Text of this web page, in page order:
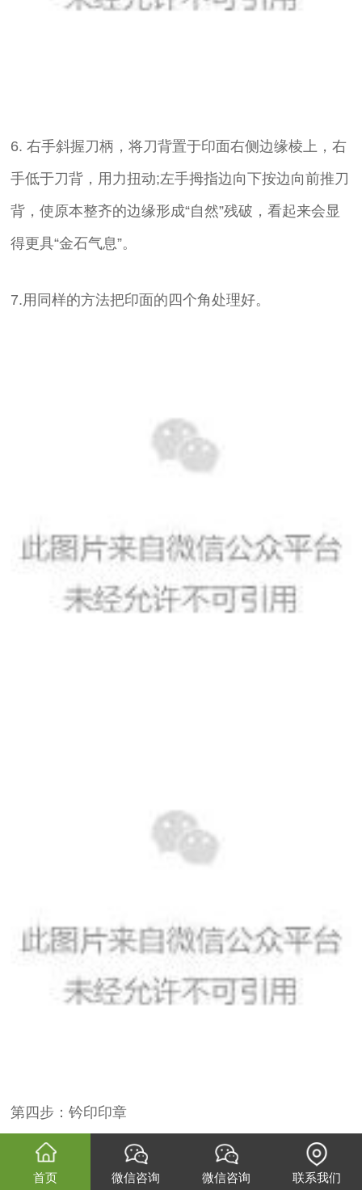
6. 右手斜握刀柄，将刀背置于印面右侧边缘棱上，右
手低于刀背，用力扭动;左手拇指边向下按边向前推刀
背，使原本整齐的边缘形成“自然”残破，看起来会显
得更具“金石气息”。
7.用同样的方法把印面的四个角处理好。
第四步：钤印印章
同学们是不是已经迫不及待想要尝试钤印了？钤印方
首页 微信咨询 微信咨询 联系我们